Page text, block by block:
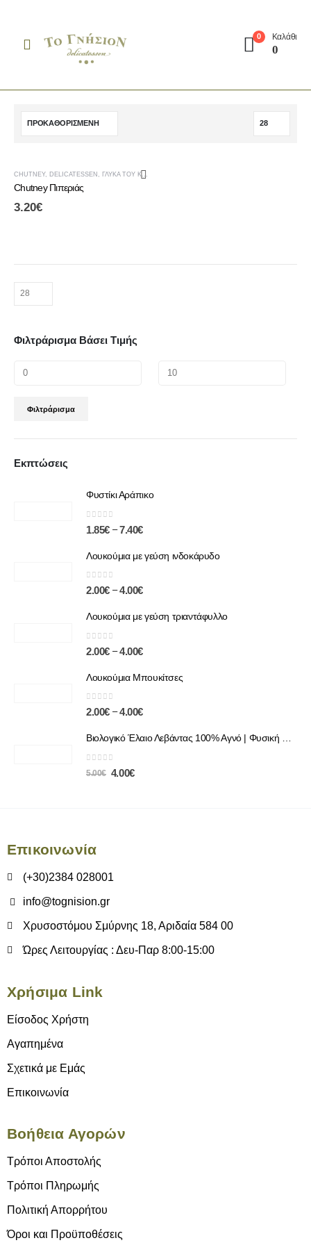
0 Καλάθι
0
CHUTNEY, DELICATESSEN ΓΛΥΚΆ ΤΟΥ ΚΟΥΤΑΛΙΟΎ & CHUTNEY
Chutney Πιπεριάς
3.20€
Φιλτράρισμα Βάσει Τιμής
Φιλτράρισμα
Εκπτώσεις
Φυστίκι Αράπικο
0 out of 5
1.85€ – 7.40€
Λουκούμια με γεύση ινδοκάρυδο
0out of 5
2.00€ – 4.00€
Λουκούμια με γεύση τριαντάφυλλο
0out of 5
2.00€ – 4.00€
Λουκούμια Μπουκίτσες
0out of 5
2.00€ – 4.00€
Βιολογικό Έλαιο Λεβάντας 100% Αγνό | Φυσική Χαλάρωση & Περιποίηση
0 out of 5
5.00€ 4.00€
Επικοινωνία
(+30)2384 028001
info@tognision.gr
Χρυσοστόμου Σμύρνης 18, Αριδαία 584 00
Ώρες Λειτουργίας : Δευ-Παρ 8:00-15:00
Χρήσιμα Link
Είσοδος Χρήστη
Αγαπημένα
Σχετικά με Εμάς
Επικοινωνία
Βοήθεια Αγορών
Τρόποι Αποστολής
Τρόποι Πληρωμής
Πολιτική Απορρήτου
Όροι και Προϋποθέσεις